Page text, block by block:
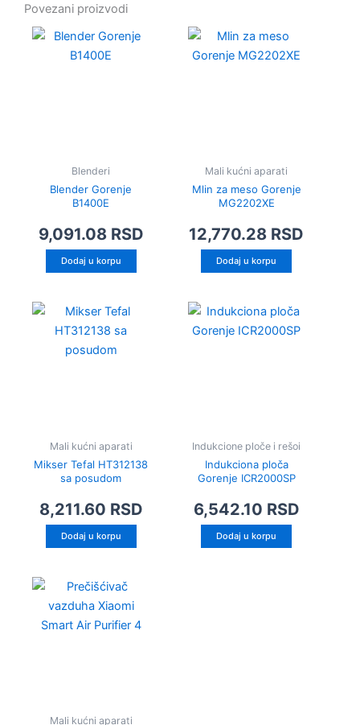
Povezani proizvodi
Blenderi
Blender Gorenje
B1400E
9,091.08 RSD
Dodaj u korpu
Mali kućni aparati
Mlin za meso Gorenje
MG2202XE
12,770.28 RSD
Dodaj u korpu
Mali kućni aparati
Mikser Tefal HT312138
sa posudom
8,211.60 RSD
Dodaj u korpu
Indukcione ploče i rešoi
Indukciona ploča
Gorenje ICR2000SP
6,542.10 RSD
Dodaj u korpu
Mali kućni aparati